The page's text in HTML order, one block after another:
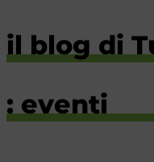
il blog di
: eventi